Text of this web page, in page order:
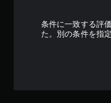
条件に一致する評
た。別の条件を指